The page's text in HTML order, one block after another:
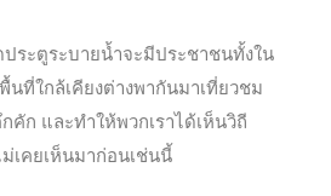
ระตูระบายน้ำจะมีประชาชนทั้งใน
ที่ใกล้เคียงต่างพากันมาเที่ยวชม
คัก และทำให้พวกเราได้เห็นวิถี
เคยเห็นมาก่อนเช่นนี้